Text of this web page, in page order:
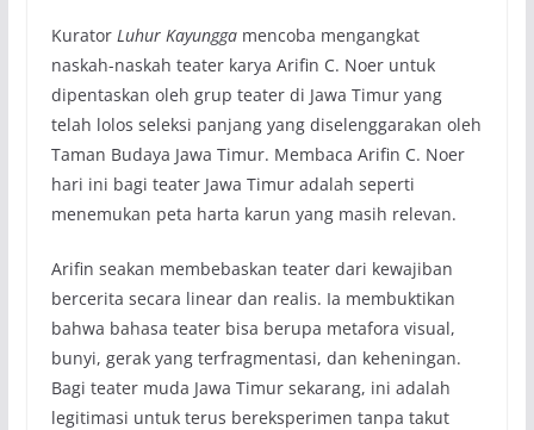
Kurator Luhur Kayunggamencoba mengangkat
naskah-naskah teater karya Arifin C. Noer untuk
dipentaskan oleh grup teater di Jawa Timur yang
telah lolos seleksi panjang yang diselenggarakan oleh
Taman Budaya Jawa Timur. Membaca Arifin C. Noer
hari ini bagi teater Jawa Timur adalah seperti
menemukan peta harta karun yang masih relevan.
Arifin seakan membebaskan teater dari kewajiban
bercerita secara linear dan realis. Ia membuktikan
bahwa bahasa teater bisa berupa metafora visual,
bunyi, gerak yang terfragmentasi, dan keheningan.
Bagi teater muda Jawa Timur sekarang, ini adalah
legitimasi untuk terus bereksperimen tanpa takut